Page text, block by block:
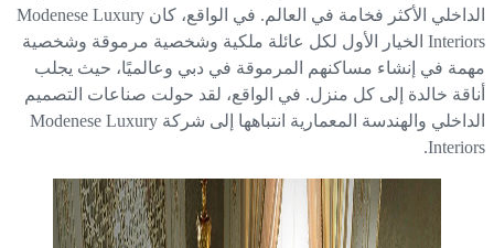
الداخلي الأكثر فخامة في العالم. في الواقع، كان Modenese Luxury
Interiors الخيار الأول لكل عائلة ملكية وشخصية مرموقة وشخصية
في إنشاء مساكنهم المرموقة في دبي وعالميًا، حيث يجلب
خالدة إلى كل منزل. في الواقع، لقد حولت صناعات التصميم
الداخلي والهندسة المعمارية انتباهها إلى شركة Modenese Luxury